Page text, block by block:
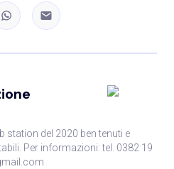
station del 2020 ben tenuti e
Per informazioni: tel. 0382 19